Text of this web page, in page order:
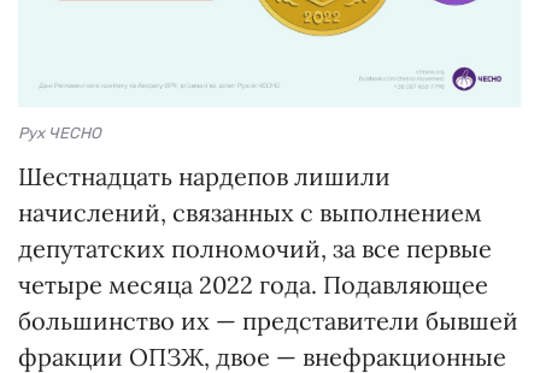
Рух ЧЕСНО
Шестнадцать нардепов лишили
начислений, связанных с выполнением
депутатских полномочий, за все первые
четыре месяца 2022 года. Подавляющее
большинство их — представители бывшей
фракции ОПЗЖ, двое — внефракционные